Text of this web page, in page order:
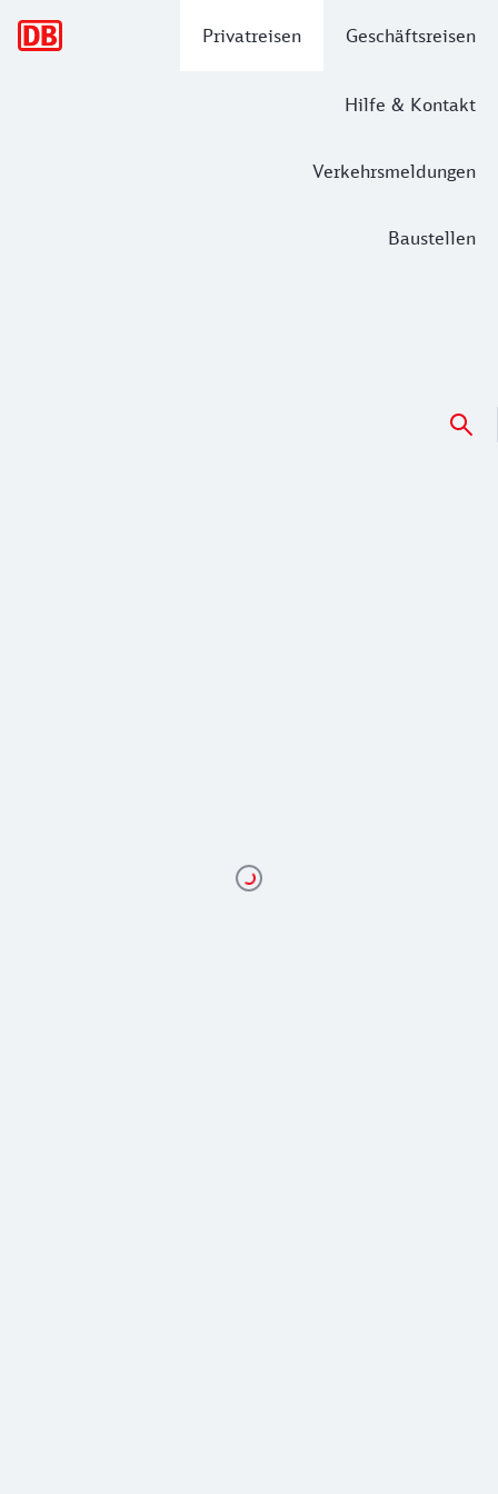
Privatreisen Geschäftsreisen
Hilfe & Kontakt
Verkehrsmeldungen
Baustellen